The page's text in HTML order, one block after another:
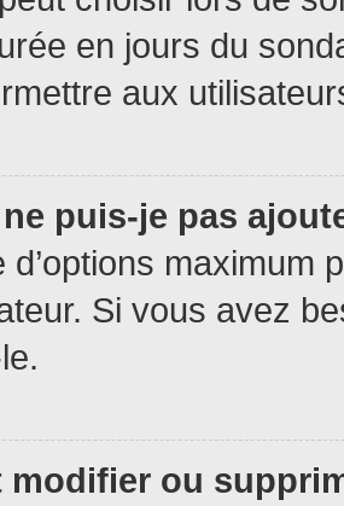
en jours du
aux
puis-je pas
d’options maximum
Si vous avez
modifier ou